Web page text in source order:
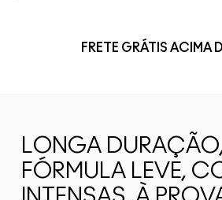
FRETE GRÁTIS ACIMA
LONGA
FÓRMULA LEVE,